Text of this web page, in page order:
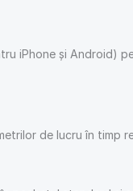
iPhone și Android)
de lucru în timp